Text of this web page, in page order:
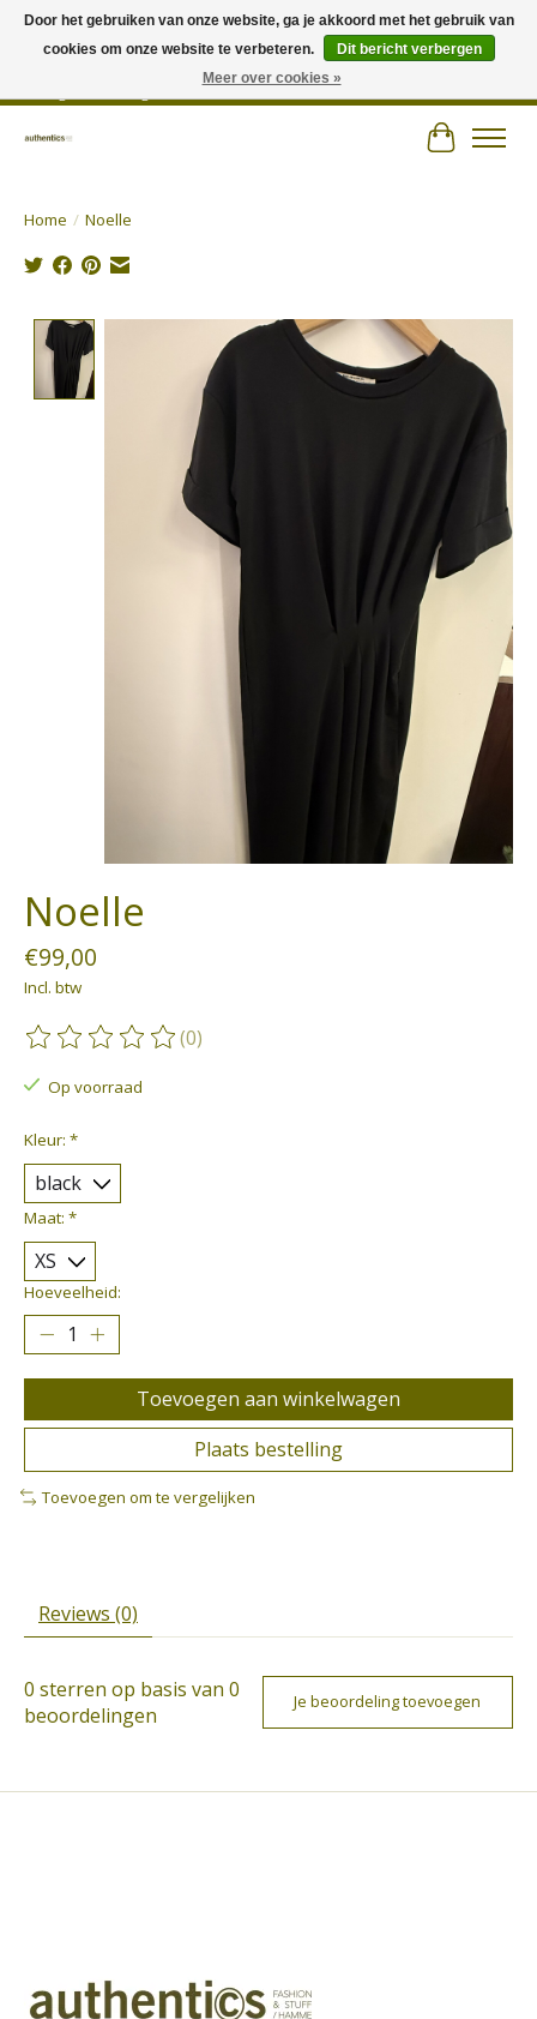
Wij hechten veel belang aan persoonlijk advies en zorgen voor jouw outfit! |
Authentics - Plezantstraat 22 - 9220 Hamme - Tel 052 25 67 00 - Open van
Home / Noelle
Product image slideshow Items
Noelle
€99,00
Incl. btw
De beoordeling van dit product is
(0)
Op voorraad
Kleur: *
Maat: *
Hoeveelheid:
Toevoegen aan winkelwagen
Plaats bestelling
Toevoegen om te vergelijken
Reviews (0)
0 sterren op basis van 0
beoordelingen
Je beoordeling toevoegen
Door het gebruiken van onze website, ga je akkoord met het gebruik van
cookies om onze website te verbeteren.
Dit bericht verbergen
Meer over cookies »